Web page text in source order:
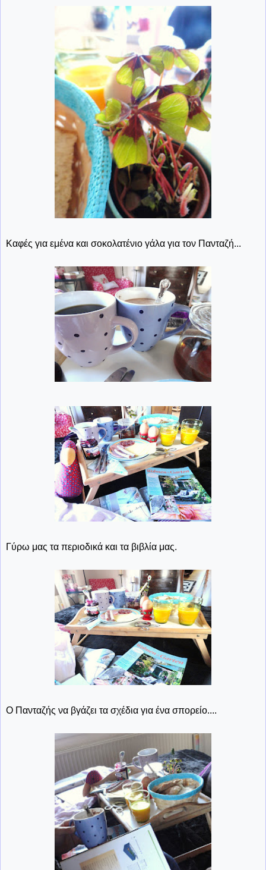
Καφές για εμένα και σοκολατένιο γάλα για τον Πανταζή...
Γύρω μας τα περιοδικά και τα βιβλία μας.
Ο Πανταζής να βγάζει τα σχέδια για ένα σπορείο....